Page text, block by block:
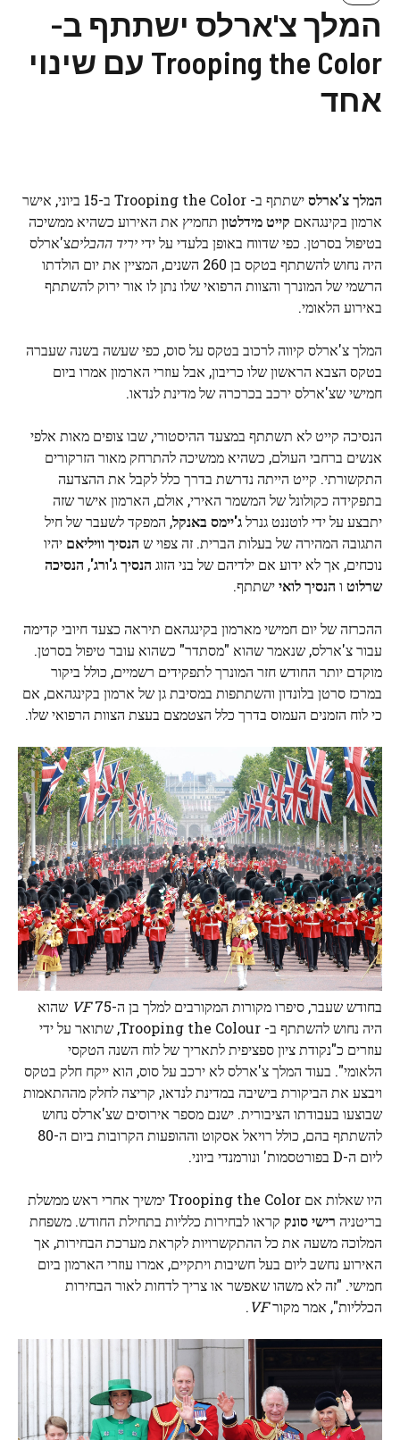
המלך צ'ארלס ישתתף ב-
Trooping the Color עם שינוי
אחד
המלך צ'ארלס
ישתתף ב- Trooping the Color ב-15 ביוני, אישר
ארמון בקינגהאם קייט מידלטון תחמיץ את האירוע כשהיא ממשיכה
בטיפול בסרטן. כפי שדווח באופן בלעדי על ידייריד ההבליםצ'ארלס
היה נחוש להשתתף בטקס בן 260 השנים, המציין את יום הולדתו
הרשמי של המונרך והצוות הרפואי שלו נתן לו אור ירוק להשתתף
באירוע הלאומי.
המלך צ'ארלס קיווה לרכוב בטקס על סוס, כפי שעשה בשנה שעברה
בטקס הצבא הראשון שלו כריבון, אבל עוזרי הארמון אמרו ביום
חמישי שצ'ארלס ירכב בכרכרה של מדינת לנדאו.
הנסיכה קייט לא תשתתף במצעד ההיסטורי, שבו צופים מאות אלפי
אנשים ברחבי העולם, כשהיא ממשיכה להתרחק מאור הזרקורים
התקשורתי. קייט הייתה נדרשת בדרך כלל לקבל את ההצדעה
בתפקידה כקולונל של המשמר האירי, אולם, הארמון אישר שזה
יתבצע על ידי לוטננט גנרלג'יימס באנקל, המפקד לשעבר של חיל
התגובה המהירה של בעלות הברית. זה צפוי ש הנסיך וויליאם יהיו
נוכחים, אך לא ידוע אם ילדיהם של בני הזוג הנסיך ג'ורג', הנסיכה
שרלוט ו הנסיך לואיישתתף.
ההכרזה של יום חמישי מארמון בקינגהאם תיראה כצעד חיובי קדימה
עבור צ'ארלס, שנאמר שהוא "מסתדר" כשהוא עובר טיפול בסרטן.
מוקדם יותר החודש חזר המונרך לתפקידים רשמיים, כולל ביקור
במרכז סרטן בלונדון והשתתפות במסיבת גן של ארמון בקינגהאם, אם
כי לוח הזמנים העמוס בדרך כלל הצטמצם בעצת הצוות הרפואי שלו.
בחודש שעבר, סיפרו מקורות המקורבים למלך בן ה-75 VF שהוא
היה נחוש להשתתף ב- Trooping the Colour, שתואר על ידי
עוזרים כ"נקודת ציון ספציפית לתאריך של לוח השנה הטקסי
הלאומי". בעוד המלך צ'ארלס לא ירכב על סוס, הוא ייקח חלק בטקס
ויבצע את הביקורת בישיבה במדינת לנדאו, קריצה לחלק מההתאמות
שבוצעו בעבודתו הציבורית. ישנם מספר אירוסים שצ'ארלס נחוש
להשתתף בהם, כולל רויאל אסקוט וההופעות הקרובות ביום ה-80
ליום ה-D בפורטסמות' ונורמנדי ביוני.
היו שאלות אם Trooping the Color ימשיך אחרי ראש ממשלת
בריטניה רישי סונק קראו לבחירות כלליות בתחילת החודש. משפחת
המלוכה משעה את כל ההתקשרויות לקראת מערכת הבחירות, אך
האירוע נחשב ליום בעל חשיבות ויתקיים, אמרו עוזרי הארמון ביום
חמישי. "זה לא משהו שאפשר או צריך לדחות לאור הבחירות
הכלליות", אמר מקורVF
.